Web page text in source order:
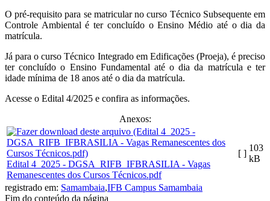
O pré-requisito para se matricular no curso Técnico Subsequente em
Controle Ambiental é ter concluído o Ensino Médio até o dia da
matrícula.
Já para o curso Técnico Integrado em Edificações (Proeja), é preciso
ter concluído o Ensino Fundamental até o dia da matrícula e ter
idade mínima de 18 anos até o dia da matrícula.
Acesse o Edital 4/2025 e confira as informações.
Anexos:
Edital 4_2025 - DGSA_RIFB_IFBRASILIA - Vagas
Remanescentes dos Cursos Técnicos.pdf
[ ]
103
kB
registrado em: Samambaia,IFB Campus Samambaia
Fim do conteúdo da página